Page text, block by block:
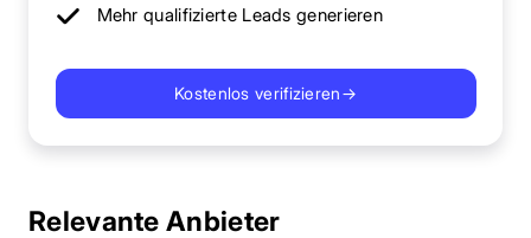
Mehr qualifizierte Leads generieren
Kostenlos verifizieren→
Relevante Anbieter